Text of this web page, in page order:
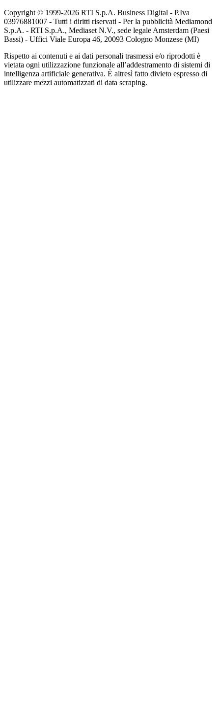
Copyright © 1999-2026 RTI S.p.A. Business Digital - P.Iva
03976881007 - Tutti i diritti riservati - Per la pubblicità Mediamond
S.p.A. - RTI S.p.A., Mediaset N.V., sede legale Amsterdam (Paesi
Bassi) - Uffici Viale Europa 46, 20093 Cologno Monzese (MI)
Rispetto ai contenuti e ai dati personali trasmessi e/o riprodotti è
vietata ogni utilizzazione funzionale all’addestramento di sistemi di
intelligenza artificiale generativa. È altresì fatto divieto espresso di
utilizzare mezzi automatizzati di data scraping.